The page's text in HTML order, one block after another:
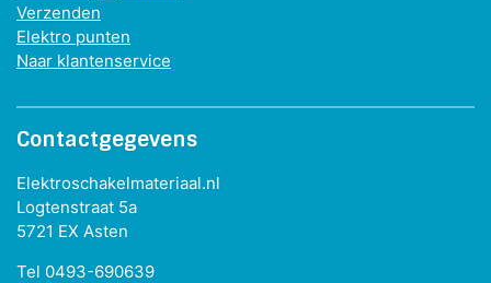
Verzenden
Elektro punten
Naar klantenservice
Contactgegevens
Elektroschakelmateriaal.nl
Logtenstraat 5a
5721 EX Asten
Tel 0493-690639